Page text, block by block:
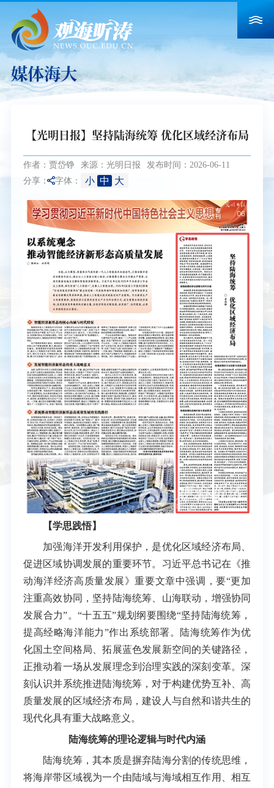
媒体海大
【光明日报】坚持陆海统筹 优化区域经济布局
作者：贾岱铮 来源：光明日报 发布时间：2026-06-11
分享： 字体： 小 中 大
【学思践悟】
加强海洋开发利用保护，是优化区域经济布局、
促进区域协调发展的重要环节。习近平总书记在《推
动海洋经济高质量发展》重要文章中强调，要“更加
注重高效协同，坚持陆海统筹、山海联动，增强协同
发展合力”。“十五五”规划纲要围绕“坚持陆海统筹，
提高经略海洋能力”作出系统部署。陆海统筹作为优
化国土空间格局、拓展蓝色发展新空间的关键路径，
正推动着一场从发展理念到治理实践的深刻变革。深
刻认识并系统推进陆海统筹，对于构建优势互补、高
质量发展的区域经济布局，建设人与自然和谐共生的
现代化具有重大战略意义。
陆海统筹的理论逻辑与时代内涵
陆海统筹，其本质是摒弃陆海分割的传统思维，
将海岸带区域视为一个由陆域与海域相互作用、相互